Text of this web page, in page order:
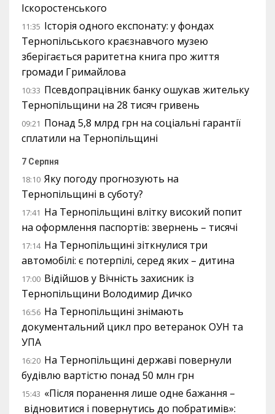
Іскоростенського
11:35 Історія одного експонату: у фондах
Тернопільського краєзнавчого музею
зберігається раритетна книга про життя
громади Гримайлова
10:33 Псевдопрацівник банку ошукав жительку
Тернопільщини на 28 тисяч гривень
09:21 Понад 5,8 млрд грн на соціальні гарантії
сплатили на Тернопільщині
7 Серпня
18:10 Яку погоду прогнозують на
Тернопільщині в суботу?
17:41 На Тернопільщині влітку високий попит
на оформлення паспортів: звернень – тисячі
17:14 На Тернопільщині зіткнулися три
автомобілі: є потерпілі, серед яких – дитина
17:00 Відійшов у Вічність захисник із
Тернопільщини Володимир Дичко
16:56 На Тернопільщині знімають
документальний цикл про ветеранок ОУН та
УПА
16:20 На Тернопільщині державі повернули
будівлю вартістю понад 50 млн грн
15:43 «Після поранення лише одне бажання –
відновитися і повернутись до побратимів»: